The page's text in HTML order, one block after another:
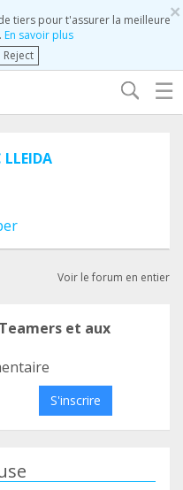
×
tiers pour t'assurer la meilleure
En savoir plus
Reject
☰
LLEIDA
Voir le forum en entier
et aux
S'inscrire